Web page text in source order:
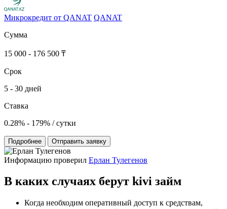
Микрокредит от QANAT QANAT
Сумма
15 000 - 176 500 ₸
Срок
5 - 30 дней
Ставка
0.28% - 179% / сутки
Подробнее Отправить заявку
Информацию проверил Ерлан Тулегенов
В каких случаях берут kivi займ
Когда необходим оперативный доступ к средствам,